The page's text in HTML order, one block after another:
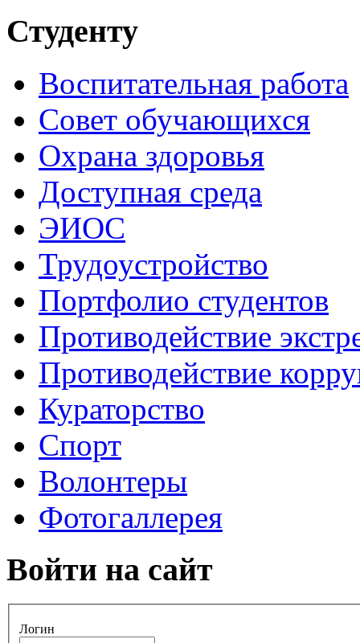
Студенту
Воспитательная работа
Совет обучающихся
Охрана здоровья
Доступная среда
ЭИОС
Трудоустройство
Портфолио студентов
Противодействие
Противодействие
Кураторство
Спорт
Волонтеры
Фотогаллерея
Войти на сайт
Логин